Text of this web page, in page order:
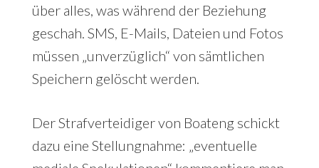
über alles, was während der Beziehung
geschah. SMS, E-Mails, Dateien und Fotos
müssen „unverzüglich“ von sämtlichen
Speichern gelöscht werden.
Der Strafverteidiger von Boateng schickt
dazu eine Stellungnahme: „eventuelle